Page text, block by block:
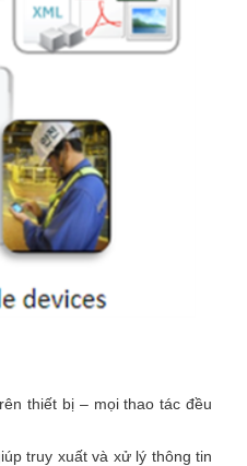
thiết bị – mọi thao tác đều
truy xuất và xử lý thông tin